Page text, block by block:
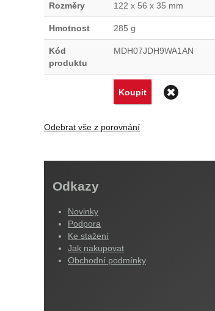
Rozměry 122 x 56 x 35 mm
Hmotnost 285 g
Kód
produktu
MDH07JDH9WA1AN
Koupit
Odebrat vše z porovnání
Odkazy
Novinky
Podpora
Ke stažení
Jak nakupovat
Obchodní podmínky